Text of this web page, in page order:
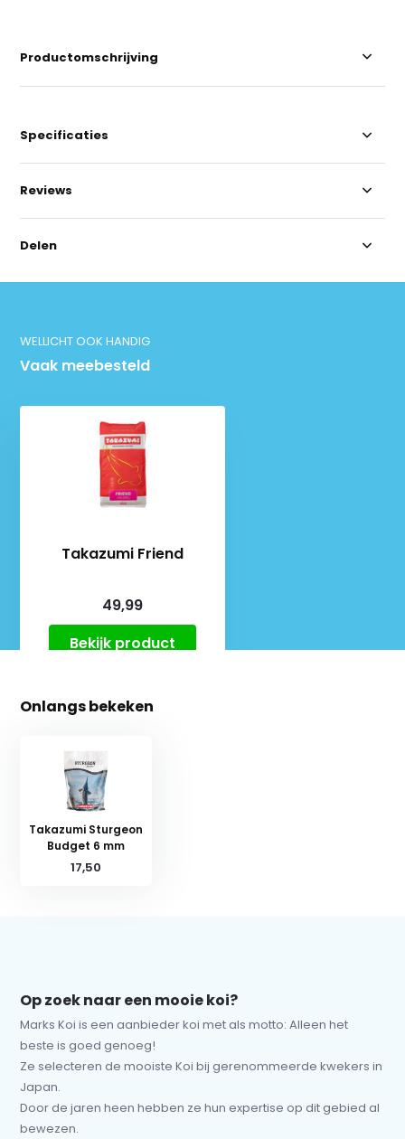
Productomschrijving
Specificaties
Reviews
Delen
WELLICHT OOK HANDIG
Vaak meebesteld
Takazumi Friend
49,99
Bekijk product
Onlangs bekeken
Takazumi Sturgeon
Budget 6 mm
17,50
Op zoek naar een mooie koi?
Marks Koi is een aanbieder koi met als motto: Alleen het
beste is goed genoeg!
Ze selecteren de mooiste Koi bij gerenommeerde kwekers in
Japan.
Door de jaren heen hebben ze hun expertise op dit gebied al
bewezen.